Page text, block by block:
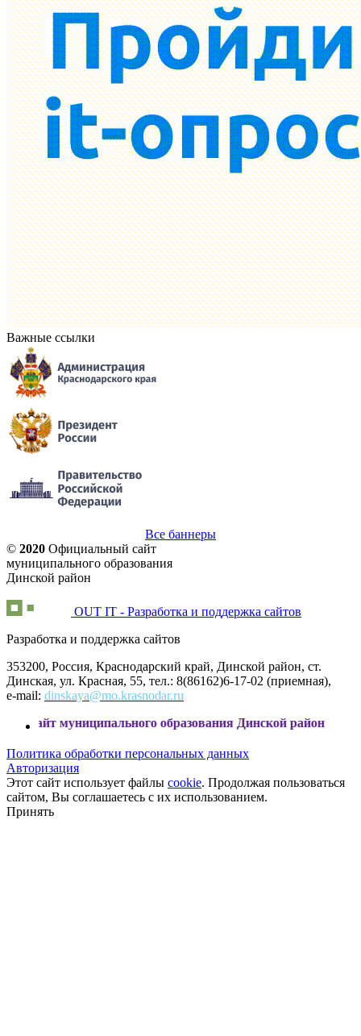
Важные ссылки
Все баннеры
© 2020 Официальный сайт
муниципального образования
Динской район
OUT IT - Разработка и поддержка сайтов
Разработка и поддержка сайтов
353200, Россия, Краснодарский край, Динской район, ст.
Динская, ул. Красная, 55, тел.: 8(86162)6-17-02 (приемная),
e-mail: dinskaya@mo.krasnodar.ru
образования Динской район
Политика обработки персональных данных
Авторизация
Этот сайт использует файлы cookie. Продолжая пользоваться
сайтом, Вы соглашаетесь с их использованием.
Принять